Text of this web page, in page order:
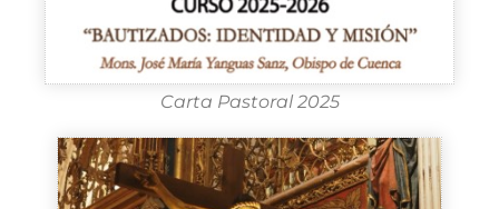
Carta Pastoral 2025